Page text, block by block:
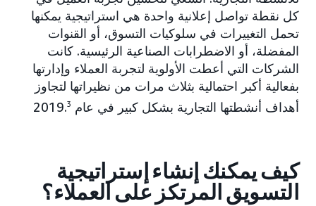
كل نقطة تواصل إعلانية واحدة هي استراتيجية يمكنها
تحمل التغييرات في سلوكيات التسوق، أو القنوات
المفضلة، أو الاضطرابات الصناعية الرئيسية. كانت
الشركات التي أعطت الأولوية لتجربة العملاء وإدارتها
بفعالية أكبر احتمالية بثلاث مرات من نظيراتها لتجاوز
أهداف أنشطتها التجارية بشكل كبير في عام 2019. 3
كيف يمكنك إنشاء إستراتيجية
التسويق المرتكز على العملاء؟